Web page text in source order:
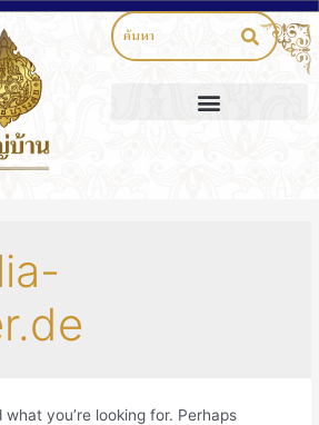
what you’re looking for. Perhaps